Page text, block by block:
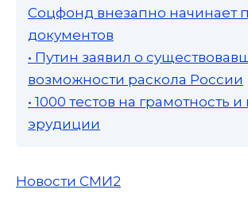
Соцфонд внезапно начинает
документов
• Путин заявил о
возможности раскола России
• 1000 тестов на грамотность
эрудиции
Новости СМИ2